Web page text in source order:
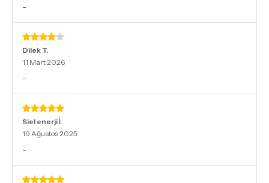
-
Dilek T.
11 Mart 2026
-
Siel enerjiİ.
19 Ağustos 2025
-